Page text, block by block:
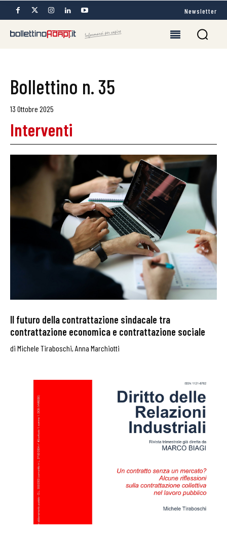
Newsletter
Bollettino n. 35
13 Ottobre 2025
Interventi
Il futuro della contrattazione sindacale tra
contrattazione economica e contrattazione sociale
di Michele Tiraboschi, Anna Marchiotti